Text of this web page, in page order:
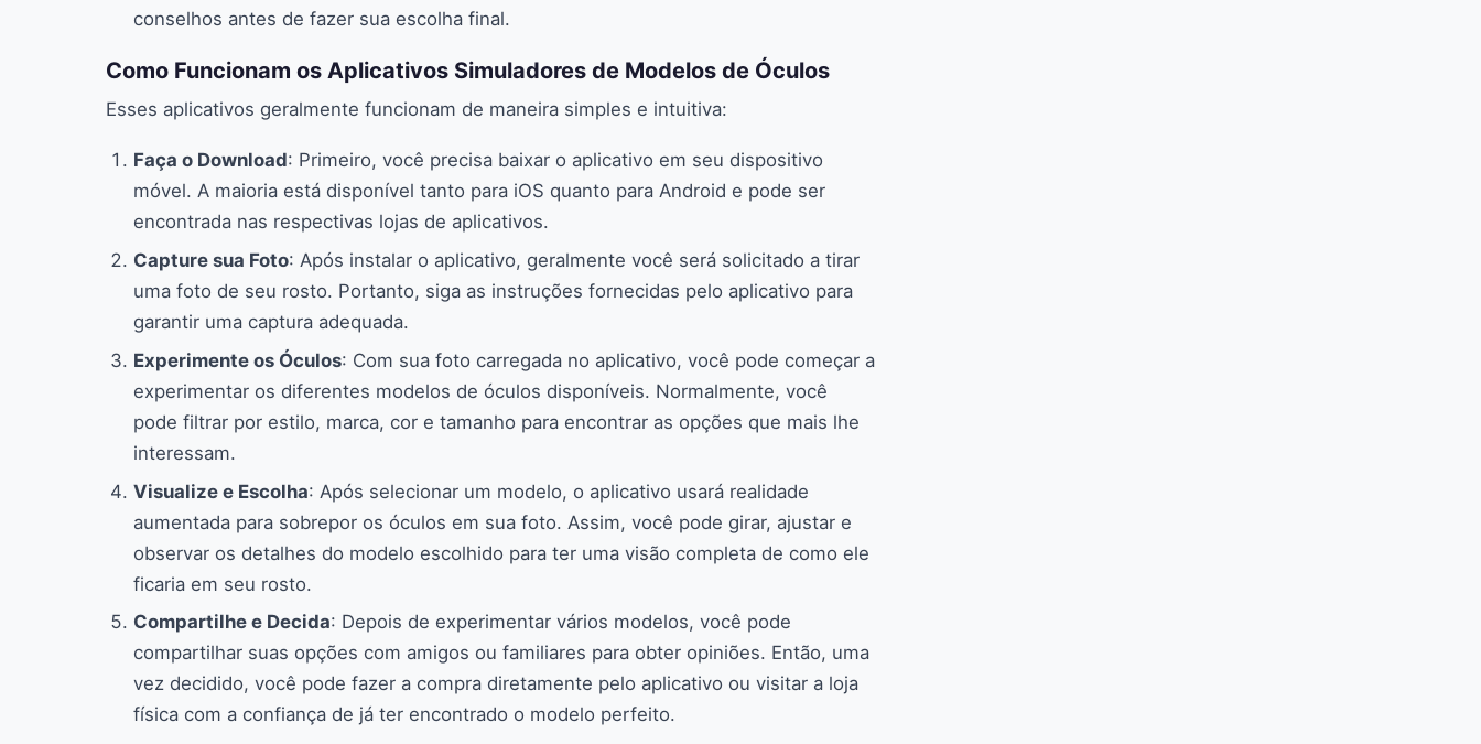
conselhos antes de fazer sua escolha final.
Como Funcionam os Aplicativos Simuladores de Modelos de Óculos
Esses aplicativos geralmente funcionam de maneira simples e intuitiva:
Faça o Download: Primeiro, você precisa baixar o aplicativo em seu dispositivo
móvel. A maioria está disponível tanto para iOS quanto para Android e pode ser
encontrada nas respectivas lojas de aplicativos.
Capture sua Foto: Após instalar o aplicativo, geralmente você será solicitado a tirar
uma foto de seu rosto. Portanto, siga as instruções fornecidas pelo aplicativo para
garantir uma captura adequada.
Experimente os Óculos: Com sua foto carregada no aplicativo, você pode começar a
experimentar os diferentes modelos de óculos disponíveis. Normalmente, você
pode filtrar por estilo, marca, cor e tamanho para encontrar as opções que mais lhe
interessam.
Visualize e Escolha: Após selecionar um modelo, o aplicativo usará realidade
aumentada para sobrepor os óculos em sua foto. Assim, você pode girar, ajustar e
observar os detalhes do modelo escolhido para ter uma visão completa de como ele
ficaria em seu rosto.
Compartilhe e Decida: Depois de experimentar vários modelos, você pode
compartilhar suas opções com amigos ou familiares para obter opiniões. Então, uma
vez decidido, você pode fazer a compra diretamente pelo aplicativo ou visitar a loja
física com a confiança de já ter encontrado o modelo perfeito.